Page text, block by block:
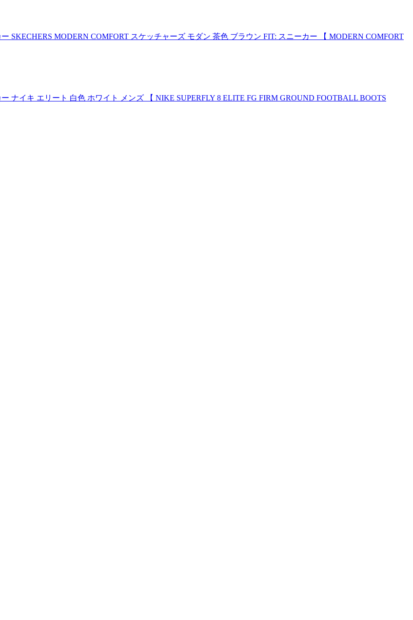
SKECHERS MODERN COMFORT スケッチャーズ モダン 茶色 ブラウン FIT: スニーカー 【 MODERN COMFORT
ナイキ エリート 白色 ホワイト メンズ 【 NIKE SUPERFLY 8 ELITE FG FIRM GROUND FOOTBALL BOOTS